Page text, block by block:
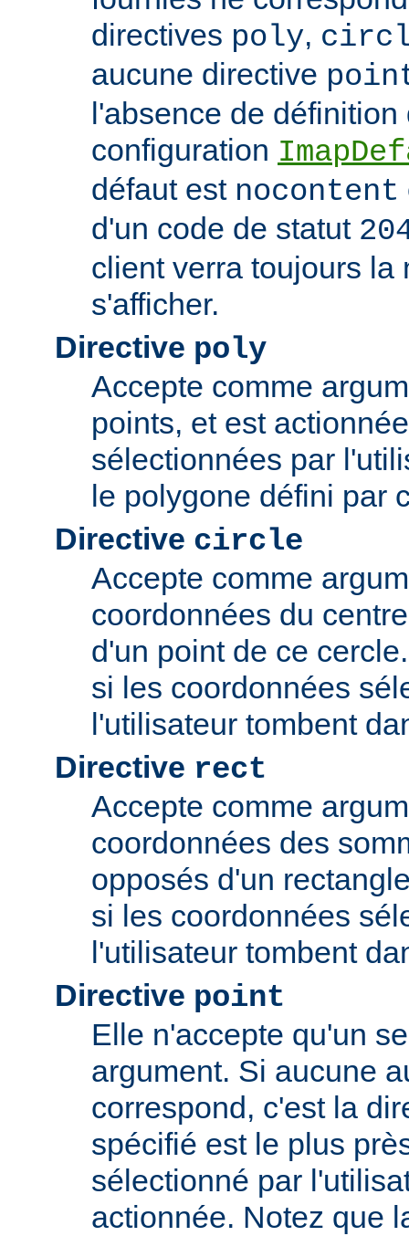
directives poly,
aucune directive
l'absence de
configuration
défaut est nocontent
d'un code de statut
client verra toujours la
s'afficher.
Directive poly
Accepte comme
points, et est
sélectionnées par
le polygone défini par
Directive circle
Accepte comme
coordonnées du
d'un point de ce
si les coordonnées
l'utilisateur tombent
Directive rect
Accepte comme
coordonnées des
opposés d'un
si les coordonnées
l'utilisateur tombent
Directive point
Elle n'accepte qu'un
argument. Si aucune
correspond, c'est la
spécifié est le plus
sélectionné par
actionnée. Notez que